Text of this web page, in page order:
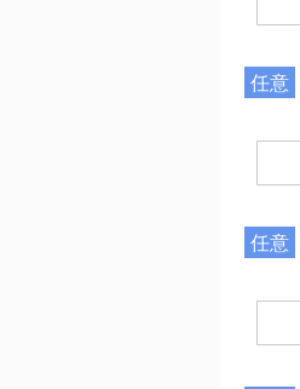
任意
任意